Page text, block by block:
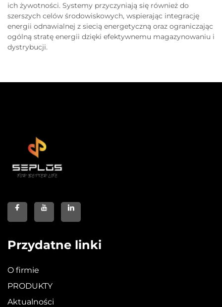
ich żywotności. Systemy przyczyniają się również do
szerszych celów środowiskowych, wspierając integrację
energii odnawialnej z siecią energetyczną oraz ograniczając
ogólną stratę energii dzięki efektywnemu magazynowaniu i
dystrybucji.
Przydatne linki
O firmie
PRODUKTY
Aktualności